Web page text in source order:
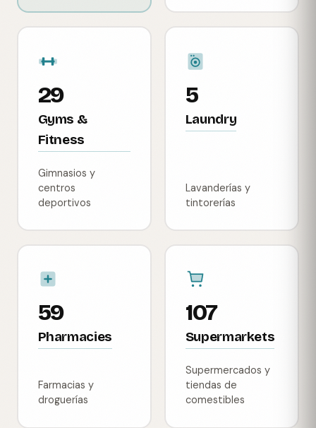
29
Gyms &
Fitness
Gimnasios y
centros
deportivos
5
Laundry
Lavanderías y
tintorerías
59
Pharmacies
Farmacias y
droguerías
107
Supermarkets
Supermercados y
tiendas de
comestibles